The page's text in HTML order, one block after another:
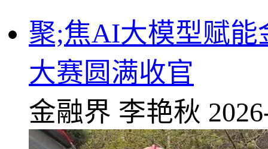
聚;焦AI大模型赋
大赛圆满收官
金融界 李艳秋